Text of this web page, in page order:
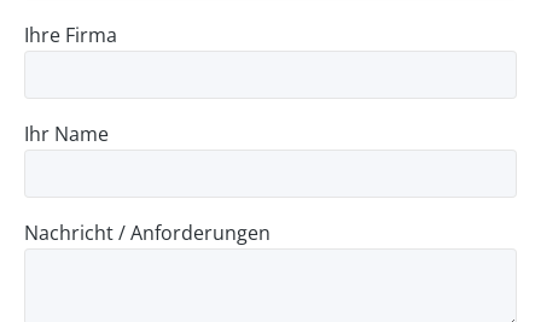
Ihre Firma
Ihr Name
Nachricht / Anforderungen